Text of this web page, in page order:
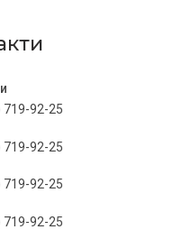
719-92-25
719-92-25
719-92-25
719-92-25